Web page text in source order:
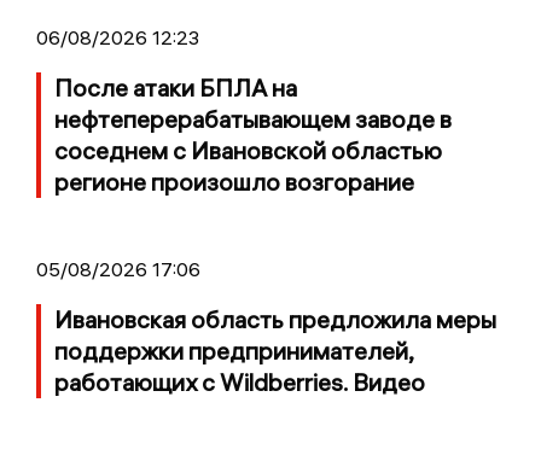
06/08/2026 12:23
После атаки БПЛА на
нефтеперерабатывающем заводе в
соседнем с Ивановской областью
регионе произошло возгорание
05/08/2026 17:06
Ивановская область предложила меры
поддержки предпринимателей,
работающих с Wildberries. Видео